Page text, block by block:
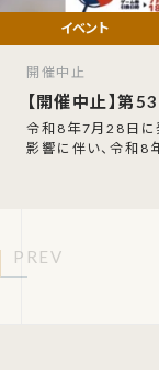
【開催中止】第
令和8年7月28日に
影響に伴い、令和8
開催中止
PREV